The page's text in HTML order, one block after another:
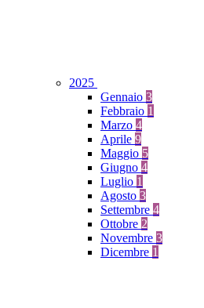
2025
Gennaio 3
Febbraio 1
Marzo 4
Aprile 9
Maggio 5
Giugno 4
Luglio 1
Agosto 3
Settembre 4
Ottobre 2
Novembre 3
Dicembre 1